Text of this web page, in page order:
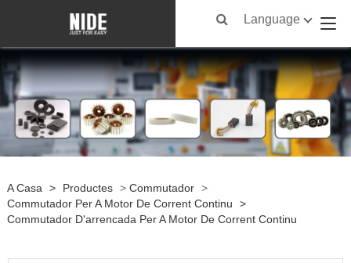
Language
A Casa > Productes > Commutador >
Commutador Per A Motor De Corrent Continu
>
Commutador D'arrencada Per A Motor De Corrent Continu